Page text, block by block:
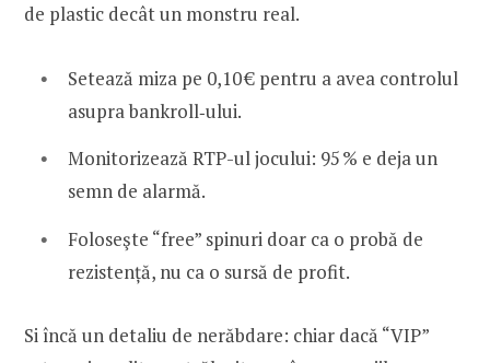
de plastic decât un monstru real.
Setează miza pe 0,10 € pentru a avea controlul
asupra bankroll‑ului.
Monitorizează RTP-ul jocului: 95 % e deja un
semn de alarmă.
Foloseşte “free” spinuri doar ca o probă de
rezistență, nu ca o sursă de profit.
Si încă un detaliu de nerăbdare: chiar dacă “VIP”